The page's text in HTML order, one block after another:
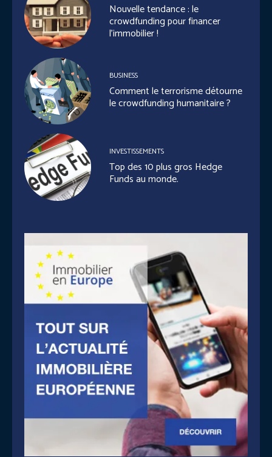
Nouvelle tendance : le
crowdfunding pour financer
l’immobilier !
BUSINESS
Comment le terrorisme détourne
le crowdfunding humanitaire ?
INVESTISSEMENTS
Top des 10 plus gros Hedge
Funds au monde.